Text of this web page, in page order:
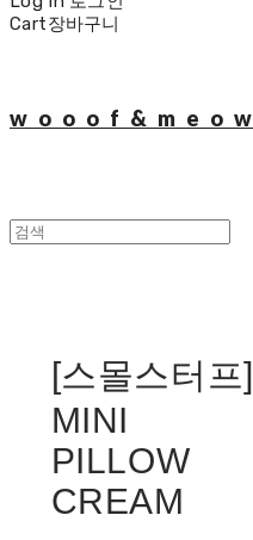
Cart장바구니
wooof&meow
[스몰스터프]
MINI
PILLOW
CREAM